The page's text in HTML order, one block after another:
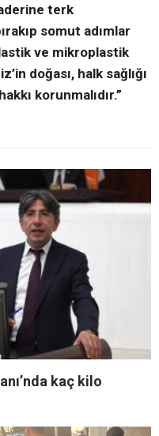
terk
somut adımlar
ve mikroplastik
doğası, halk sağlığı
korunmalıdır.”
kaç kilo